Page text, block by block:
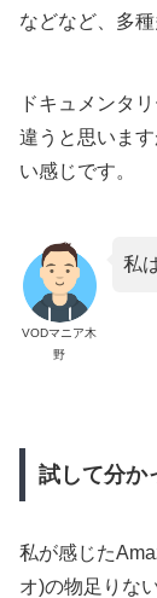
などなど、多種
ドキュメンタ
違うと思いま
い感じです。
VODマニア木
野
私
試して分か
私が感じた
オ)の物足りな